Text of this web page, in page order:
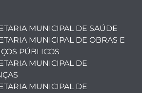
MUNICIPAL DE SAÚDE
MUNICIPAL DE OBRAS E
PÚBLICOS
MUNICIPAL DE
MUNICIPAL DE